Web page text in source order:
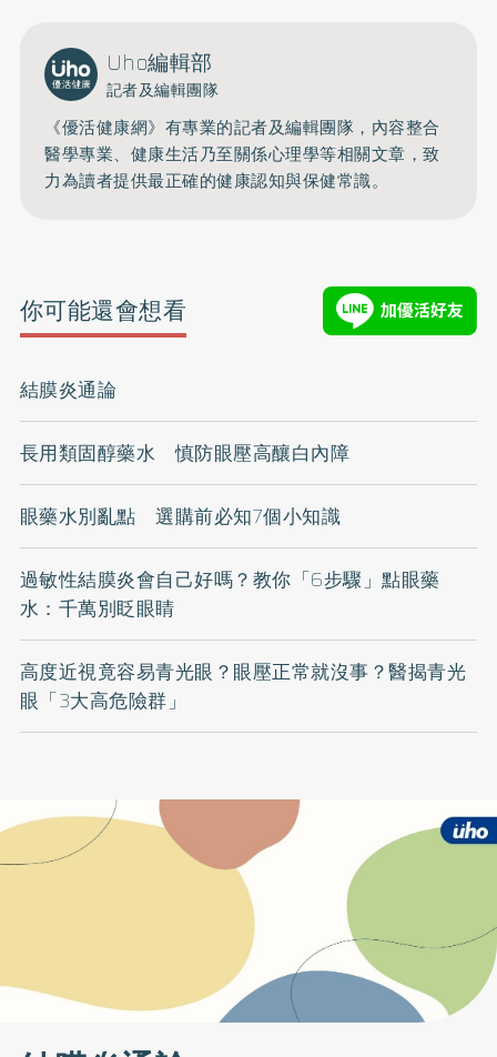
Uho編輯部
記者及編輯團隊
《優活健康網》有專業的記者及編輯團隊，內容整合
醫學專業、健康生活乃至關係心理學等相關文章，致
力為讀者提供最正確的健康認知與保健常識。
你可能還會想看
結膜炎通論
長用類固醇藥水 慎防眼壓高釀白內障
眼藥水別亂點 選購前必知7個小知識
過敏性結膜炎會自己好嗎？教你「6步驟」點眼藥
水：千萬別眨眼睛
高度近視竟容易青光眼？眼壓正常就沒事？醫揭青光
眼「3大高危險群」